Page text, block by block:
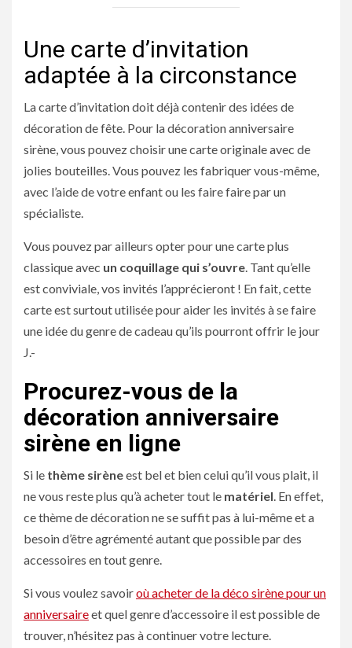
Une carte d’invitation
adaptée à la circonstance
La carte d’invitation doit déjà contenir des idées de
décoration de fête. Pour la décoration anniversaire
sirène, vous pouvez choisir une carte originale avec de
jolies bouteilles. Vous pouvez les fabriquer vous-même,
avec l’aide de votre enfant ou les faire faire par un
spécialiste.
Vous pouvez par ailleurs opter pour une carte plus
classique avec un coquillage qui s’ouvre . Tant qu’elle
est conviviale, vos invités l’apprécieront ! En fait, cette
carte est surtout utilisée pour aider les invités à se faire
une idée du genre de cadeau qu’ils pourront offrir le jour
J.-
Procurez-vous de la
décoration anniversaire
sirène en ligne
Si le thème sirèneest bel et bien celui qu’il vous plait, il
ne vous reste plus qu’à acheter tout le matériel . En effet,
ce thème de décoration ne se suffit pas à lui-même et a
besoin d’être agrémenté autant que possible par des
accessoires en tout genre.
Si vous voulez savoiroù acheter de la déco sirène pour un
anniversaireet quel genre d’accessoire il est possible de
trouver, n’hésitez pas à continuer votre lecture.